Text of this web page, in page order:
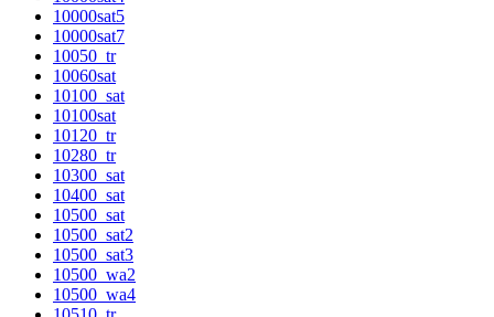
10000sat5
10000sat7
10050_tr
10060sat
10100_sat
10100sat
10120_tr
10280_tr
10300_sat
10400_sat
10500_sat
10500_sat2
10500_sat3
10500_wa2
10500_wa4